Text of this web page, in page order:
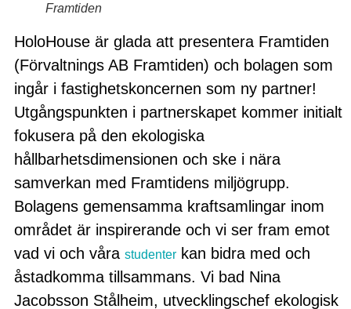
Framtiden
HoloHouse är glada att presentera Framtiden
(Förvaltnings AB Framtiden) och bolagen som
ingår i fastighetskoncernen som ny partner!
Utgångspunkten i partnerskapet kommer initialt
fokusera på den ekologiska
hållbarhetsdimensionen och ske i nära
samverkan med Framtidens miljögrupp.
Bolagens gemensamma kraftsamlingar inom
området är inspirerande och vi ser fram emot
vad vi och våra studenter kan bidra med och
åstadkomma tillsammans. Vi bad Nina
Jacobsson Stålheim, utvecklingschef ekologisk